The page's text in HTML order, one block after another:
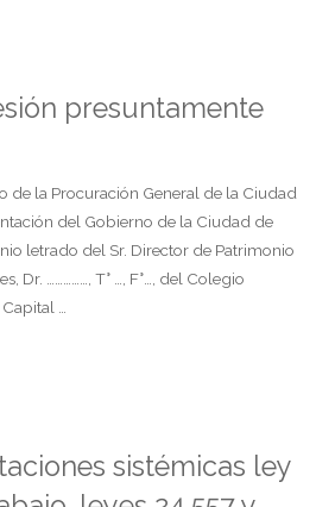
presuntamente
de la Procuración General de la Ciudad
del Gobierno de la Ciudad de
letrado del Sr. Director de Patrimonio
Dr. ……………, T° …, F°…, del Colegio
…
sistémicas ley